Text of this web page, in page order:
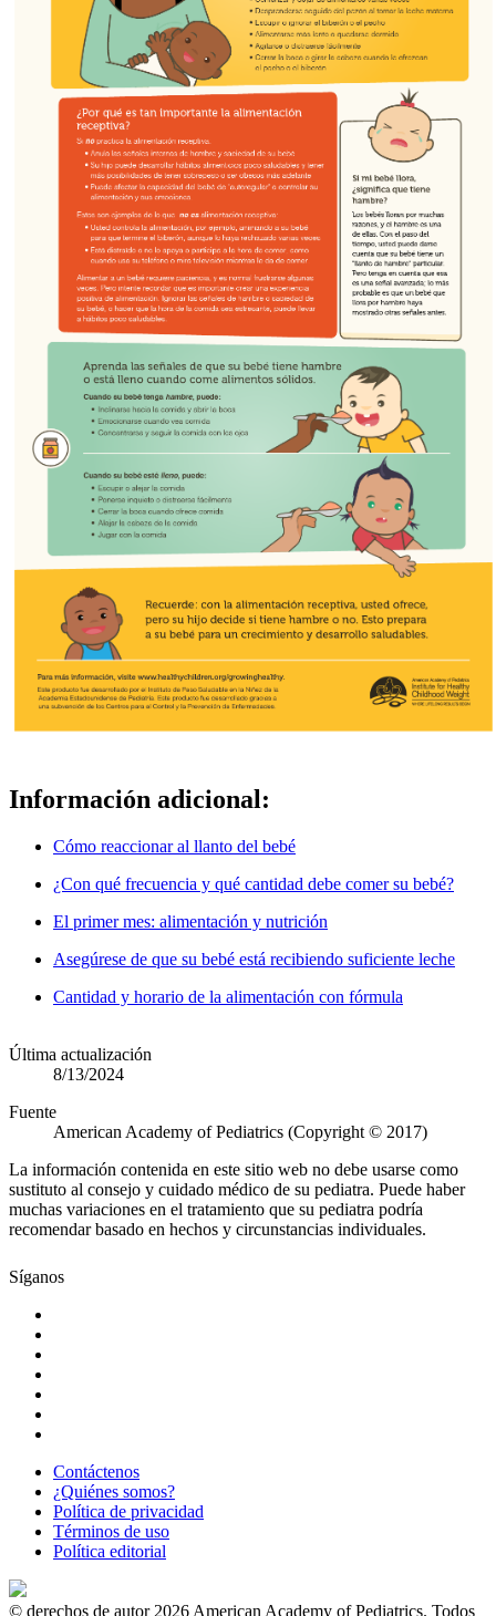
Información adicional:
Cómo reaccionar al llanto del bebé
¿Con qué frecuencia y qué cantidad debe comer su bebé?
El primer mes: alimentación y nutrición
Asegúrese de que su bebé está recibiendo suficiente leche
Cantidad y horario de la alimentación con fórmula
Última actualización
8/13/2024
Fuente
American Academy of Pediatrics (Copyright © 2017)
La información contenida en este sitio web no debe usarse como
sustituto al consejo y cuidado médico de su pediatra. Puede haber
muchas variaciones en el tratamiento que su pediatra podría
recomendar basado en hechos y circunstancias individuales.
Síganos
Contáctenos
¿Quiénes somos?
Política de privacidad
Términos de uso
Política editorial
© derechos de autor 2026 American Academy of Pediatrics. Todos